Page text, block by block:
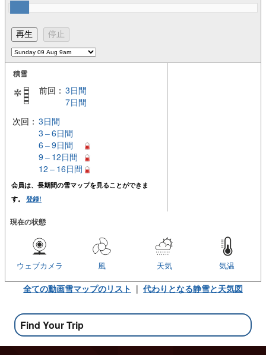
積雪
前回： 3日間
7日間
次回： 3日間
3 – 6日間
6 – 9日間
9 – 12日間
12 – 16日間
会員は、長期間の雪マップを見ることができま
す。 登録!
現在の状態
気温
天気
風
ウェブカメラ
全ての動画雪マップのリスト | 代わりとなる静雪と天気図
Find Your Trip